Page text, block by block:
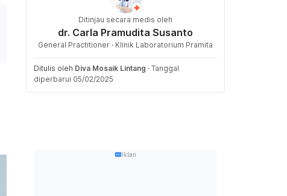
Ditinjau secara medis oleh
dr. Carla Pramudita Susanto
General Practitioner · Klinik Laboratorium Pramita
Ditulis oleh Diva Mosaik Lintang · Tanggal
diperbarui 05/02/2025
Iklan